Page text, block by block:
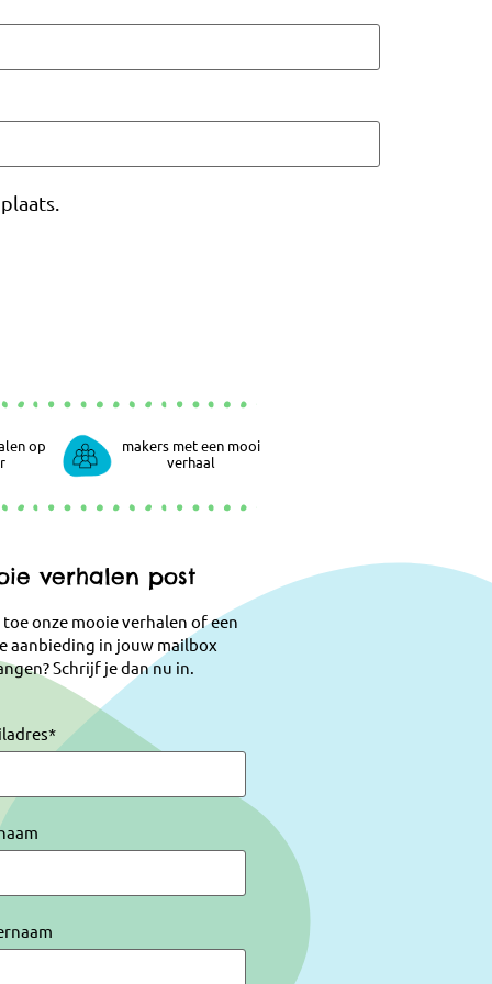
op
makers met een mooi
verhaal
verhalen post
onze mooie verhalen of een
aanbieding in jouw mailbox
Schrijf je dan nu in.
*